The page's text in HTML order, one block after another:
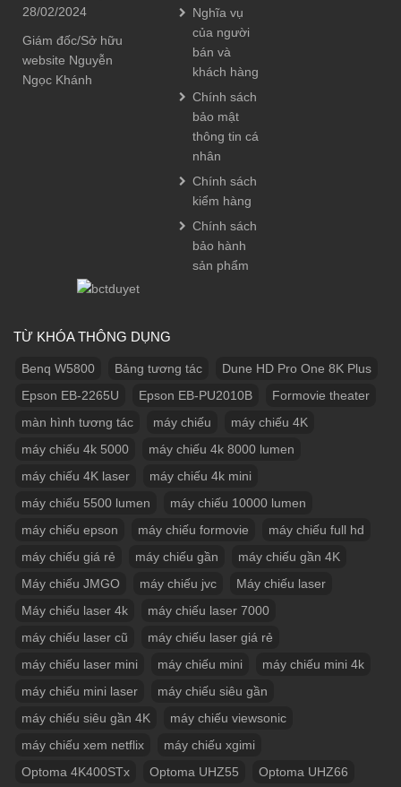
28/02/2024
Giám đốc/Sở hữu
website Nguyễn
Ngọc Khánh
Nghĩa vụ
của người
bán và
khách hàng
Chính sách
bảo mật
thông tin cá
nhân
Chính sách
kiểm hàng
Chính sách
bảo hành
sản phẩm
TỪ KHÓA THÔNG DỤNG
Benq W5800 Bảng tương tác
Dune HD Pro One 8K Plus
Epson EB-2265U
Epson EB-PU2010B
Formovie theater
màn hình tương tác
máy chiếu
máy chiếu 4K
máy chiếu 4k 5000
máy chiếu 4k 8000 lumen
máy chiếu 4K laser
máy chiếu 4k mini
máy chiếu 5500 lumen
máy chiếu 10000 lumen
máy chiếu epson
máy chiếu formovie
máy chiếu full hd
máy chiếu giá rẻ
máy chiếu gần
máy chiếu gần 4K
Máy chiếu JMGO
máy chiếu jvc
Máy chiếu laser
Máy chiếu laser 4k
máy chiếu laser 7000
máy chiếu laser cũ
máy chiếu laser giá rẻ
máy chiếu laser mini
máy chiếu mini
máy chiếu mini 4k
máy chiếu mini laser
máy chiếu siêu gần
máy chiếu siêu gần 4K
máy chiếu viewsonic
máy chiếu xem netflix
máy chiếu xgimi
Optoma 4K400STx
Optoma UHZ55 Optoma UHZ66